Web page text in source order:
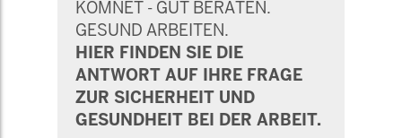
KOMNET - GUT BERATEN.
GESUND ARBEITEN.
HIER FINDEN SIE DIE
ANTWORT AUF IHRE FRAGE
ZUR SICHERHEIT UND
GESUNDHEIT BEI DER ARBEIT.